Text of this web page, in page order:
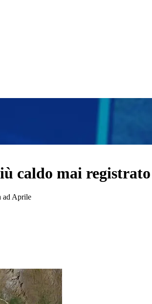
caldo mai
ad Aprile